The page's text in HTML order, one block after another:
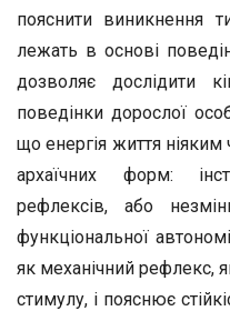
пояснити виникнення
лежать в основі
дозволяє дослідити
поведінки дорослої
що енергія життя ніяким
архаїчних форм:
рефлексів, або
функціональної
як механічний рефлекс,
стимулу, і пояснює